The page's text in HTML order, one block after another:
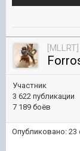
[MLLRT]
Участник
3 622 публикации
7 189 боёв
Опубликовано: 23